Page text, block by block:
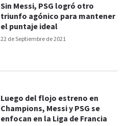
22 de Septiembre de 2021
Sin Messi, PSG logró otro
triunfo agónico para mantener
el puntaje ideal
Luego del flojo estreno en
Champions, Messi y PSG se
enfocan en la Liga de Francia